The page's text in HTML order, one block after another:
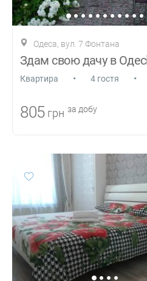
Одеса, вул. 7 Фонтана
Квартира • 4 гостя •
805 грн за добу